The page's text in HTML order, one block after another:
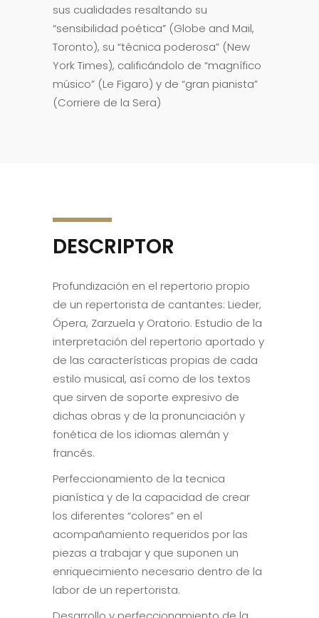
sus cualidades resaltando su
“sensibilidad poética” (Globe and Mail,
Toronto), su “técnica poderosa” (New
York Times), calificándolo de “magnífico
músico” (Le Figaro) y de “gran pianista”
(Corriere de la Sera)
DESCRIPTOR
Profundización en el repertorio propio
de un repertorista de cantantes: Lieder,
Ópera, Zarzuela y Oratorio. Estudio de la
interpretación del repertorio aportado y
de las características propias de cada
estilo musical, así como de los textos
que sirven de soporte expresivo de
dichas obras y de la pronunciación y
fonética de los idiomas alemán y
francés.
Perfeccionamiento de la tecnica
pianística y de la capacidad de crear
los diferentes “colores” en el
acompañamiento requeridos por las
piezas a trabajar y que suponen un
enriquecimiento necesario dentro de la
labor de un repertorista.